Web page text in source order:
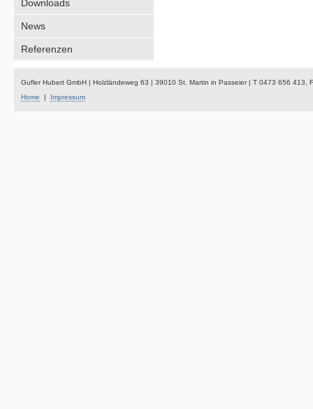
Downloads
News
Referenzen
Gufler Hubert GmbH | Holzländeweg 63 | 39010 St. Martin in Passeier | T 0473 656 413,
Home | Impressum